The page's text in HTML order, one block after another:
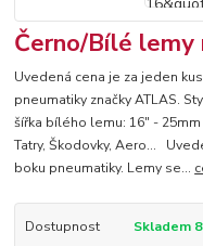
Černo/Bílé lemy
Uvedená cena je za jeden
pneumatiky značky ATLAS.
šířka bílého lemu: 16" -
Tatry, Škodovky, Aero...
boku pneumatiky. Lemy se...
Dostupnost
Skladem